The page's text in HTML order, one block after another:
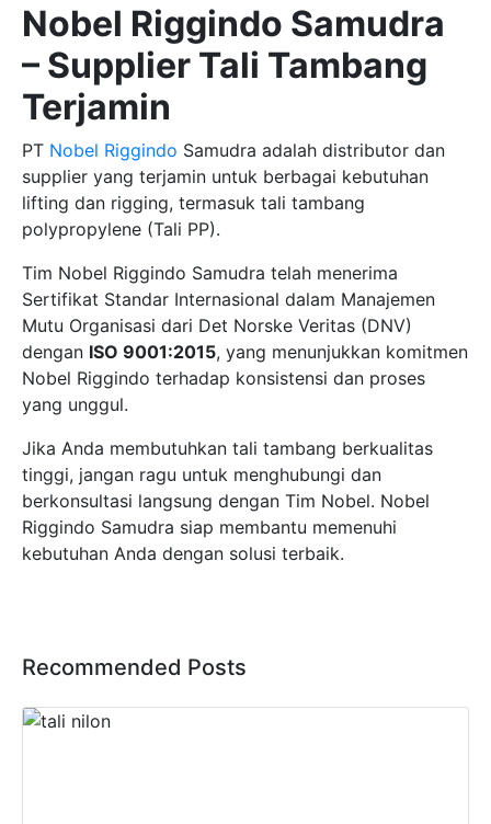
Nobel Riggindo Samudra
– Supplier Tali Tambang
Terjamin
PT Nobel Riggindo Samudra adalah distributor dan
supplier yang terjamin untuk berbagai kebutuhan
lifting dan rigging, termasuk tali tambang
polypropylene (Tali PP).
Tim Nobel Riggindo Samudra telah menerima
Sertifikat Standar Internasional dalam Manajemen
Mutu Organisasi dari Det Norske Veritas (DNV)
dengan ISO 9001:2015, yang menunjukkan komitmen
Nobel Riggindo terhadap konsistensi dan proses
yang unggul.
Jika Anda membutuhkan tali tambang berkualitas
tinggi, jangan ragu untuk menghubungi dan
berkonsultasi langsung dengan Tim Nobel. Nobel
Riggindo Samudra siap membantu memenuhi
kebutuhan Anda dengan solusi terbaik.
Recommended Posts